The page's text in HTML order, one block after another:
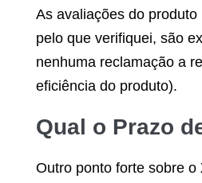
As avaliações do produto
pelo que verifiquei, são
nenhuma reclamação a
eficiência do produto).
Qual o Prazo
Outro ponto forte sobre o